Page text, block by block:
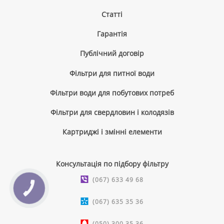
Cтатті
Гарантія
Публічний договір
Фільтри для питної води
Фільтри води для побутових потреб
Фільтри для свердловин і колодязів
Картриджі і змінні елементи
Консультація по підбору фільтру
(067) 633 49 68
(067) 635 35 36
КНОПКА
ЗВ'ЯЗКУ